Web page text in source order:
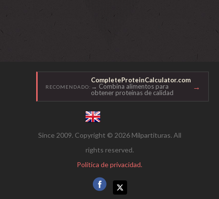
RECOMENDADO:
CompleteProteinCalculator.com
→ Combina alimentos para
obtener proteínas de calidad
→
Since 2009. Copyright © 2026 Milpartituras. All
rights reserved.
Política de privacidad.